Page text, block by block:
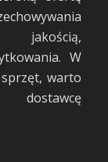
jakością,
W
warto
dostawcę